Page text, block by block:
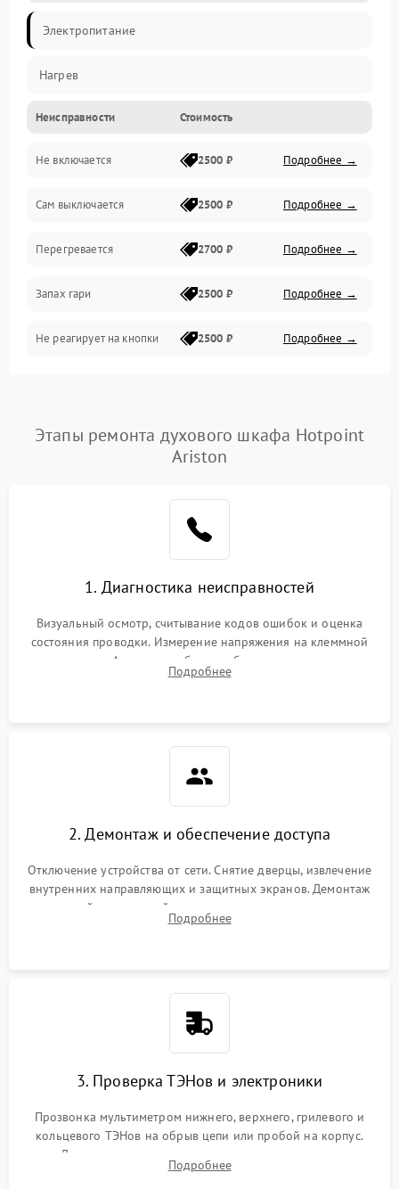
Электропитание
Нагрев
Неисправности Стоимость
Не включается 2500 ₽ Подробнее →
Сам выключается 2500 ₽ Подробнее →
Перегревается 2700 ₽ Подробнее →
Запах гари 2500 ₽ Подробнее →
Не реагирует на кнопки 2500 ₽ Подробнее →
Этапы ремонта духового шкафа Hotpoint
Ariston
1. Диагностика неисправностей
Визуальный осмотр, считывание кодов ошибок и оценка
состояния проводки. Измерение напряжения на клеммной
колодке. Анализ жалоб на проблемы с нагревом,
конвекцией, панелью управления или блокировкой дверцы.
Подробнее
2. Демонтаж и обеспечение доступа
Отключение устройства от сети. Снятие дверцы, извлечение
внутренних направляющих и защитных экранов. Демонтаж
задней или верхней панели для прямого доступа к
нагревательным элементам, плате и вентиляторам.
Подробнее
3. Проверка ТЭНов и электроники
Прозвонка мультиметром нижнего, верхнего, грилевого и
кольцевого ТЭНов на обрыв цепи или пробой на корпус.
Диагностика термостата, датчиков температуры,
переключателя режимов и мотора конвекции.
Подробнее